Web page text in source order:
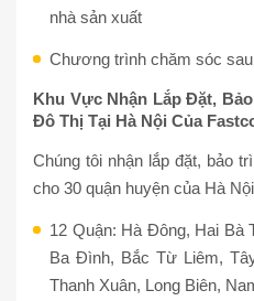
nhà sản xuất
Chương trình chăm sóc sau
Khu Vực Nhận Lắp Đặt,
Đô Thị Tại Hà Nội Của
Chúng tôi nhận lắp đặt, bảo
cho 30 quận huyện của Hà
12 Quận: Hà Đông, Hai Bà
Ba Đình, Bắc Từ Liêm,
Thanh Xuân, Long Biên,